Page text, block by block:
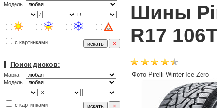
Модель
/
R
с картинками
Поиск дисков:
Марка
Модель
X
с картинками
Шины
R17
Фото Pirelli Winter Ice Zero